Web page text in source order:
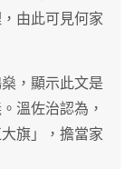
由此可見何家
，顯示此文是
溫佐治認為，
旗」，擔當家